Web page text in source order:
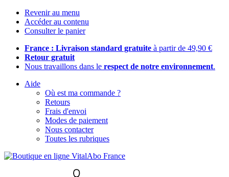
Revenir au menu
Accéder au contenu
Consulter le panier
France : Livraison standard gratuite à partir de 49,90 €
Retour gratuit
Nous travaillons dans le respect de notre environnement.
Aide
Où est ma commande ?
Retours
Frais d'envoi
Modes de paiement
Nous contacter
Toutes les rubriques